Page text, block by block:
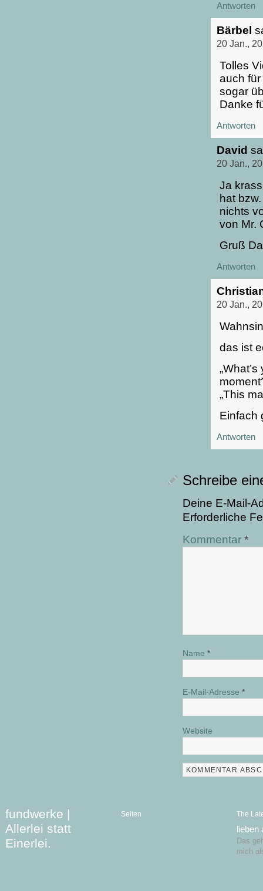
Antworten
Bärbel
20 Jan.,
Tolles
auch
sogar
Danke
Antworten
David
20 Jan.,
Ja
hat
nichts
von Mr.
Gruß
Antworten
20 Jan.,
das ist
„This
Einfach
Antworten
Schreibe
Deine E-Mail-
Erforderliche
Kommentar *
Name *
E-Mail-Adresse *
Website
fundwerke |
Allerlei statt
Einerlei.
Seiten The
lieben
Das
mich